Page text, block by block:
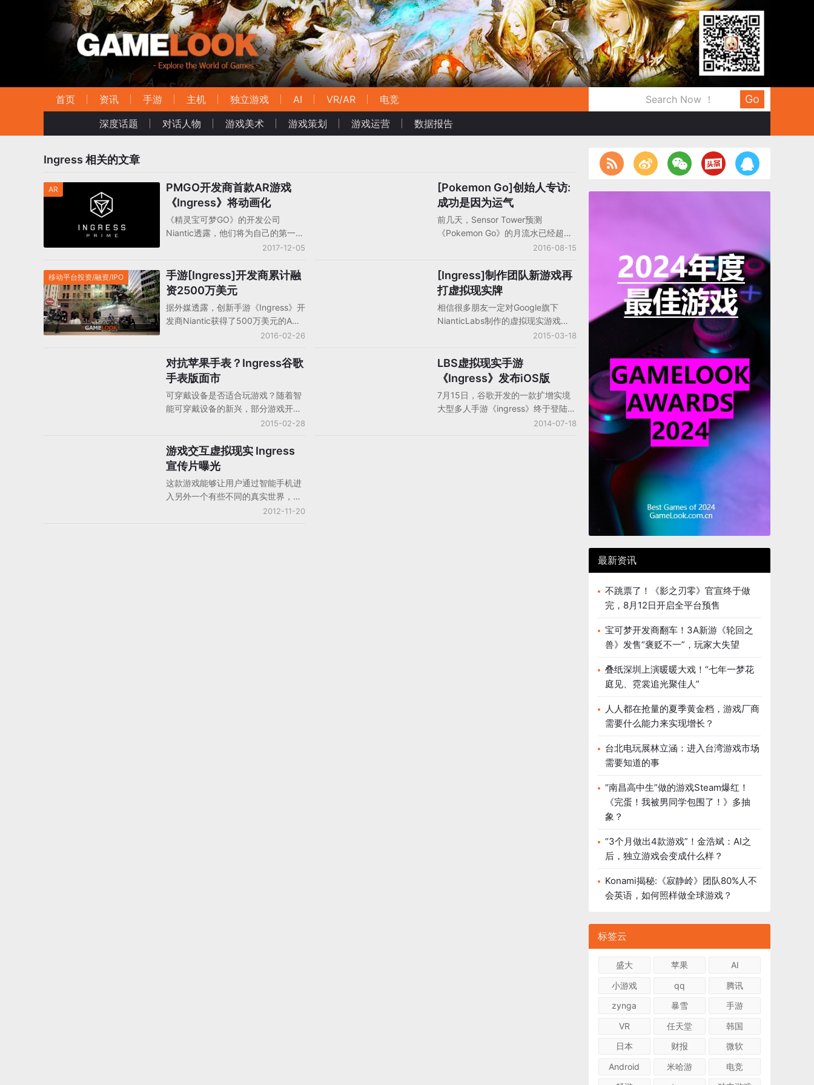
Go
首页 资讯 手游 主机 独立游戏 AI VR/AR
电竞
深度话题
对话人物 游戏美术 游戏策划 游戏运营 数据报告
Ingress 相关的文章
AR
PMGO开发商首款AR游戏
《Ingress》将动画化
《精灵宝可梦GO》的开发公司
Niantic透露，他们将为自己的第一款
AR游戏《Ingress》进行一次重大版
《Ingress Prime》。这项重大更…
2017-12-05
[Pokemon Go]创始人专访:
成功是因为运气
前几天，Sensor Tower预测
《Pokemon Go》的月流水已经超过
了2亿美元，而从App Annie的统计数
区拿到了72国收入榜冠军，毫无疑
问，开发商Niantic已经成功创造了手
游历史。在谷歌内部创办Niantic之
前，创始人John Hanke就已经创办
过Keyhole、打造过谷歌地球，推出
了谷歌地图。在上周举洛杉矶举行的
报采访时表示，《Pokemon Go》的
成功是因为自己的幸运，在超过
5000字的访谈中，他讲述了这款现
象级大作的灵感来源以及创作细节，
他表示，虽然玩法和《Ingress》有很
2016-08-15
移动平台投资/融资/IPO
手游[Ingress]开发商累计融
资2500万美元
据外媒透露，创新手游《Ingress》开
发商Niantic获得了500万美元的A轮
融资，加上之前The Pokemon
该公司累计获得了2500万美元融
资。新一轮投资者包括Alsop Louie
Partners、You & Mr Jones、Fuji TV
和天使投资人Cyan和Scott
Banister、Lucas Nealan也将加入
2016-02-26
[Ingress]制作团队新游戏再
打虚拟现实牌
相信很多朋友一定对Google旗下
NianticLabs制作的虚拟现实游戏
《Ingress》印象深刻，将虚拟对战和
法更是让人耳目一新。最近官方宣布
NianticLabs开发的新作《Endgame:
Proving Ground》将于今年下半年开
始测试，而这款新产品走的也是虚拟
现实的路子。
2015-03-18
对抗苹果手表？Ingress谷歌
手表版面市
可穿戴设备是否适合玩游戏？随着智
能可穿戴设备的新兴，部分游戏开发
者开始思索这一可能性。此前
植到智能手表上，但业界普遍观点可
穿戴设备硬件有待提高，游戏性不
足。近日，谷歌旗下手游开发商
Niantic Lab 宣布已经将风靡一时的
AR+LBS手游Ingress移植到谷歌
Android智能手表上，游戏可以在
2015-02-28
LBS虚拟现实手游
《Ingress》发布iOS版
7月15日，谷歌开发的一款扩增实境
大型多人手游《ingress》终于登陆了
ios平台。游戏于2012年11月开始测
2014-07-18
游戏交互虚拟现实 Ingress
宣传片曝光
这款游戏能够让用户通过智能手机进
入另外一个有些不同的真实世界，而
在这个世界中，任何看似普通的东西
2012-11-20
最新资讯
不跳票了！《影之刃零》官宣终于做
完，8月12日开启全平台预售
宝可梦开发商翻车！3A新游《轮回之
兽》发售“褒贬不一”，玩家大失望
叠纸深圳上演暖暖大戏！“七年一梦花
庭见、霓裳追光聚佳人”
人人都在抢量的夏季黄金档，游戏厂商
需要什么能力来实现增长？
台北电玩展林立涵：进入台湾游戏市场
需要知道的事
“南昌高中生”做的游戏Steam爆红！
《完蛋！我被男同学包围了！》多抽
象？
“3个月做出4款游戏”！金浩斌：AI之
后，独立游戏会变成什么样？
Konami揭秘:《寂静岭》团队80%人不
会英语，如何照样做全球游戏？
标签云
盛大 苹果
AI
小游戏
qq
腾讯
zynga
暴雪
手游
VR
任天堂
韩国
日本
财报
微软
Android
米哈游
电竞